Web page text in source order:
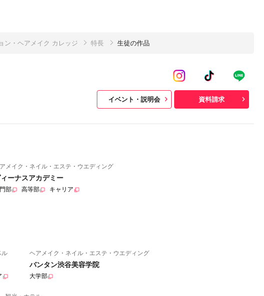
ン・ヘアメイク カレッジ 特長 生徒の作品
イベント・説明会 資料請求
メイク・ネイル・エステ・ウエディング
ーナスアカデミー
部 高等部 キャリア
ル ヘアメイク・ネイル・エステ・ウエディング
バンタン渋谷美容学院
大学部